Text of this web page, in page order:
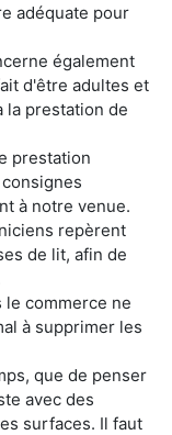
adéquate pour
également
d'être adultes et
la prestation de
prestation
à notre venue.
repèrent
de lit, afin de
commerce ne
à supprimer les
que de penser
avec des
surfaces. Il faut